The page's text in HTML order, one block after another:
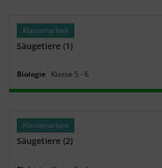
Klassenarbeit
Säugetiere (1)
Biologie Klasse 5 ‐ 6
Klassenarbeit
Säugetiere (2)